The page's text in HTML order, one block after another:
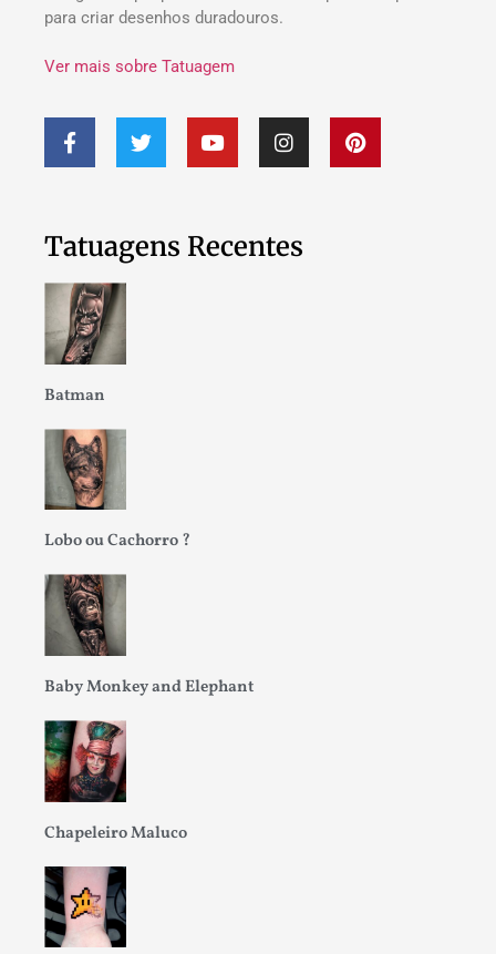
para criar desenhos duradouros.
Ver mais sobre Tatuagem
Tatuagens Recentes
Batman
Lobo ou Cachorro ?
Baby Monkey and Elephant
Chapeleiro Maluco